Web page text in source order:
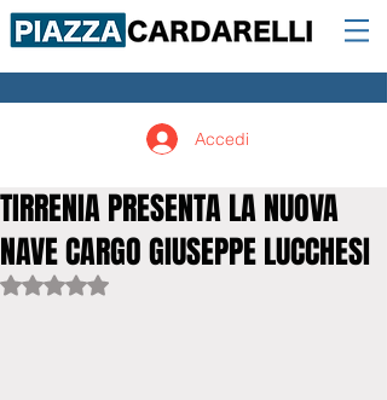
Accedi
TIRRENIA PRESENTA LA NUOVA
NAVE CARGO GIUSEPPE LUCCHESI
Valutazione NaN stelle su 5.